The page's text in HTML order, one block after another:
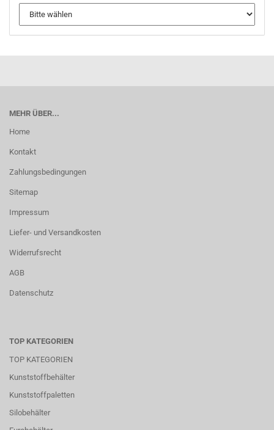
MEHR ÜBER...
Home
Kontakt
Zahlungsbedingungen
Sitemap
Impressum
Liefer- und Versandkosten
Widerrufsrecht
AGB
Datenschutz
TOP KATEGORIEN
TOP KATEGORIEN
Kunststoffbehälter
Kunststoffpaletten
Silobehälter